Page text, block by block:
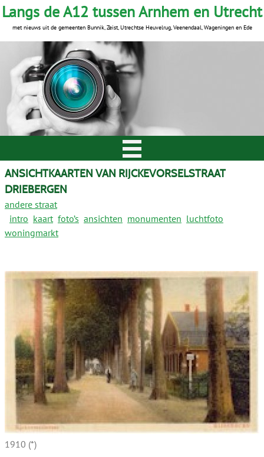
ANSICHTKAARTEN VAN RIJCKEVORSELSTRAAT
DRIEBERGEN
andere straat
intro kaart foto’s ansichten monumenten luchtfoto
woningmarkt
1910 (*)
Langs de A12 tussen Arnhem en Utrecht
met nieuws uit de gemeenten Bunnik, Zeist, Utrechtse Heuvelrug, Veenendaal, Wageningen en Ede